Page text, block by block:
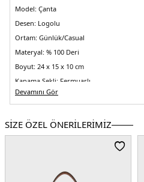
Model: Çanta
Desen: Logolu
Ortam: Günlük/Casual
Materyal: % 100 Deri
Boyut: 24 x 15 x 10 cm
Kapama Şekli: Fermuarlı
Yaş Grubu:Yetişkin
Menşei:İtalya
5DE232F5G9IC0T293.121
Devamını Gör
SİZE ÖZEL ÖNERİLERİMİZ